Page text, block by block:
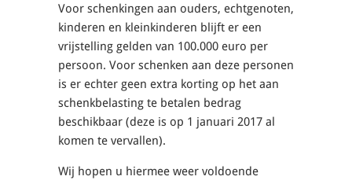
Voor schenkingen aan ouders, echtgenoten,
kinderen en kleinkinderen blijft er een
vrijstelling gelden van 100.000 euro per
persoon. Voor schenken aan deze personen
is er echter geen extra korting op het aan
schenkbelasting te betalen bedrag
beschikbaar (deze is op 1 januari 2017 al
komen te vervallen).
Wij hopen u hiermee weer voldoende